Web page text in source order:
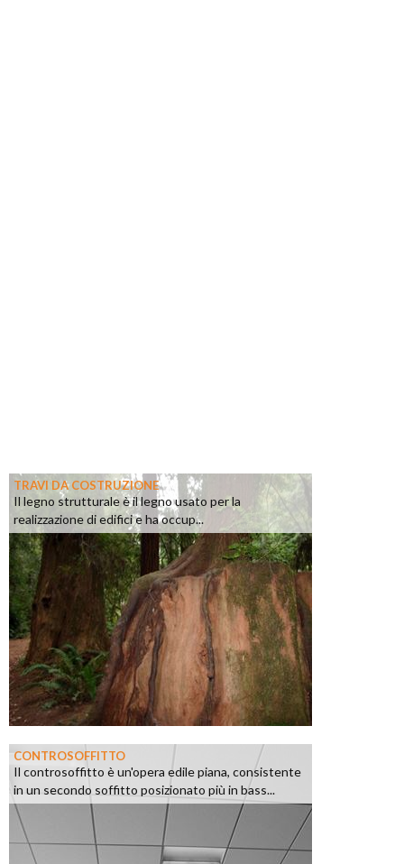
TRAVI DA COSTRUZIONE
Il legno strutturale è il legno usato per la
realizzazione di edifici e ha occup...
CONTROSOFFITTO
Il controsoffitto è un'opera edile piana, consistente
in un secondo soffitto posizionato più in bass...